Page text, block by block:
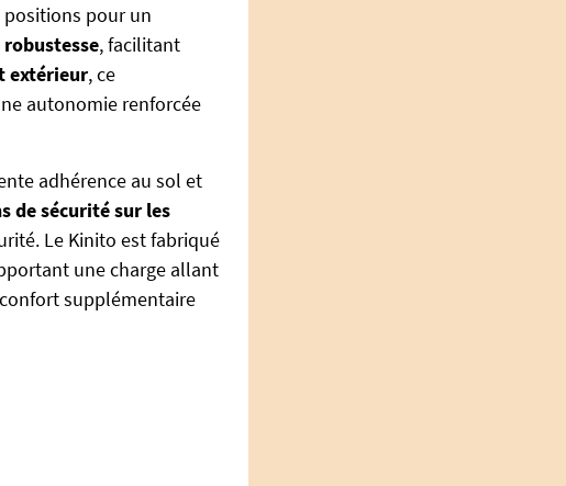
positions pour un
, facilitant
extérieur, ce
autonomie renforcée
adhérence au sol et
de sécurité sur les
Le Kinito est fabriqué
une charge allant
supplémentaire